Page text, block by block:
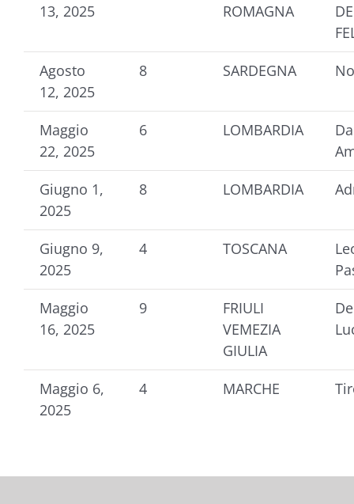
13, 2025
ROMAGNA
Agosto
12, 2025
8 SARDEGNA
Maggio
22, 2025
6 LOMBARDIA
Giugno 1,
2025
8 LOMBARDIA
Giugno 9,
2025
4 TOSCANA
Maggio
16, 2025
9
FRIULI
VEMEZIA
GIULIA
Maggio 6,
2025
4 MARCHE